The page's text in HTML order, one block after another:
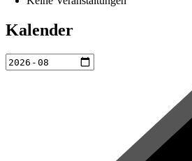
Kalender